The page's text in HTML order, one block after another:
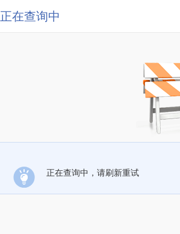
正在查询中
正在查询中，请刷新重试